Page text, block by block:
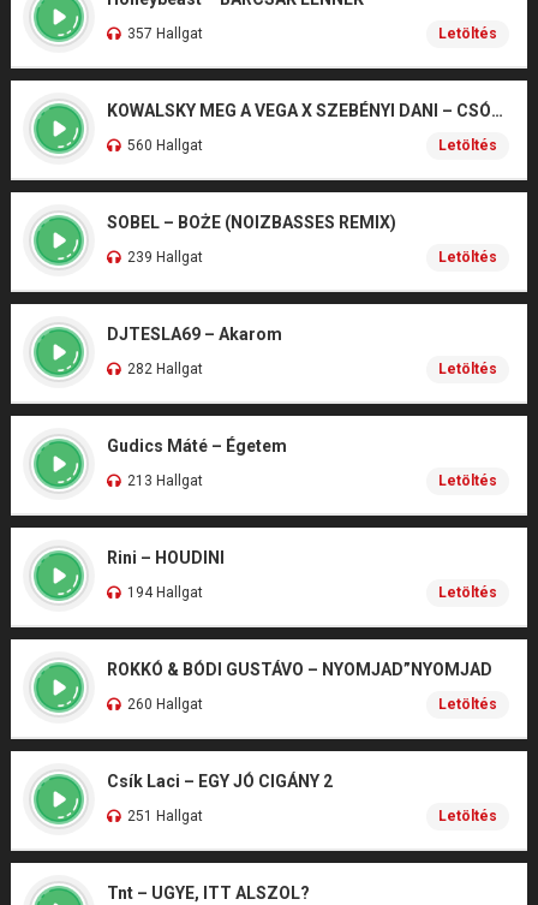
357 Hallgat Letöltés
KOWALSKY MEG A VEGA X SZEBÉNYI DANI – CSÓNAK
560 Hallgat Letöltés
SOBEL – BOŻE (NOIZBASSES REMIX)
239 Hallgat Letöltés
DJTESLA69 – Akarom
282 Hallgat Letöltés
Gudics Máté – Égetem
213 Hallgat Letöltés
Rini – HOUDINI
194 Hallgat Letöltés
ROKKÓ & BÓDI GUSTÁVO – NYOMJAD”NYOMJAD
260 Hallgat Letöltés
Csík Laci – EGY JÓ CIGÁNY 2
251 Hallgat Letöltés
Tnt – UGYE, ITT ALSZOL?